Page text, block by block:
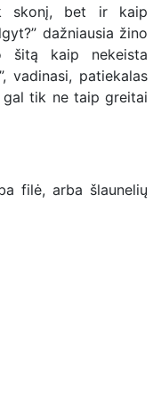
skonį, bet ir kaip
dažniausia žino
šitą kaip nekeista
vadinasi, patiekalas
gal tik ne taip greitai
filė, arba šlaunelių